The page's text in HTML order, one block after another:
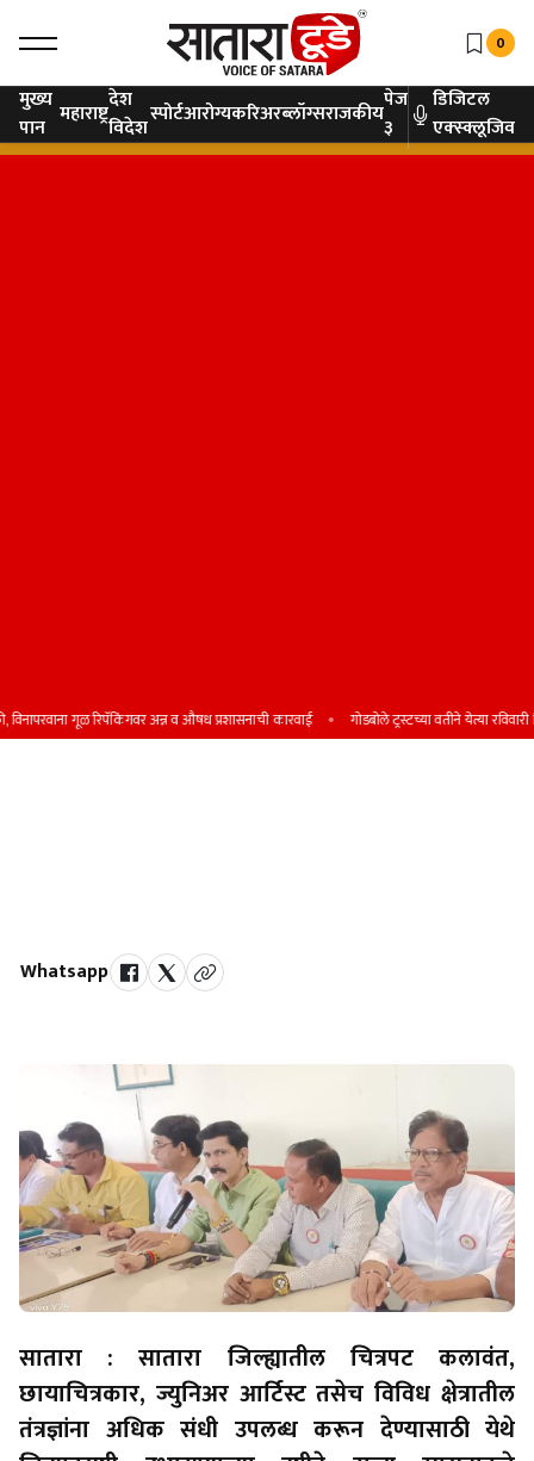
0
मुख्य
पान महाराष्ट्रदेश
विदेशस्पोर्टआरोग्यकरिअरब्लॉग्सराजकीयपेज
३
डिजिटल
एक्स्क्लूजिव
गूळ रिपॅकिंगवर अन्न व औषध प्रशासनाची कारवाई गोडबोले ट्रस्टच्या वतीने येत्या रविवारी
Whatsapp
सातारा : सातारा जिल्ह्यातील चित्रपट कलावंत,
छायाचित्रकार, ज्युनिअर आर्टिस्ट तसेच विविध क्षेत्रातील
तंत्रज्ञांना अधिक संधी उपलब्ध करून देण्यासाठी येथे